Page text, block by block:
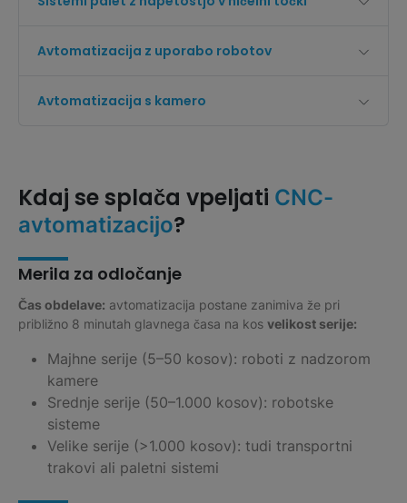
Avtomatizacija z uporabo robotov
Avtomatizacija s kamero
Kdaj se splača vpeljati CNC-
avtomatizacijo?
Merila za odločanje
Čas obdelave: avtomatizacija postane zanimiva že pri
približno 8 minutah glavnega časa na kos velikost serije:
Majhne serije (5–50 kosov): roboti z nadzorom
kamere
Srednje serije (50–1.000 kosov): robotske
sisteme
Velike serije (>1.000 kosov): tudi transportni
trakovi ali paletni sistemi